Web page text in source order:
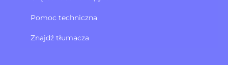
Pomoc techniczna
Znajdź tłumacza